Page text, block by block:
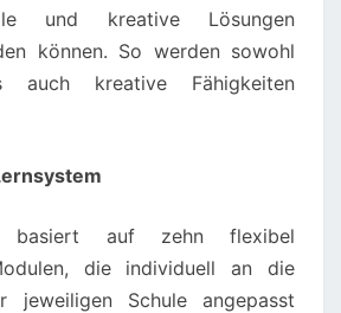
und kreative Lösungen
können. So werden sowohl
auch kreative Fähigkeiten
basiert auf zehn flexibel
die individuell an die
jeweiligen Schule angepasst